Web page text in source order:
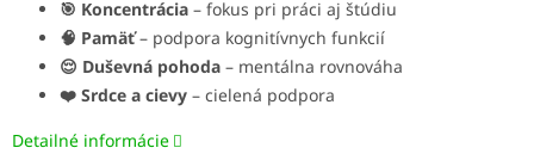
🎯 Koncentrácia – fokus pri práci aj štúdiu
🧠 Pamäť– podpora kognitívnych funkcií
😌 Duševná pohoda – mentálna rovnováha
❤️ Srdce a cievy – cielená podpora
Detailné informácie